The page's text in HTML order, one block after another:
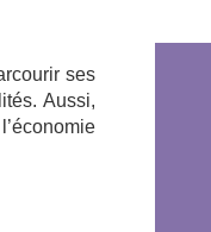
ses
Aussi,